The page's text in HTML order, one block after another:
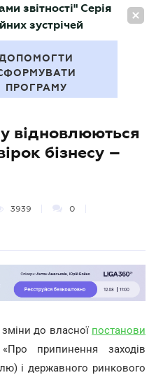
UA
звітності" Серія
зустрічей
ПРОГРАМУ
відновлюються
бізнесу –
3939 0
до власної постанови
припинення заходів
і державного ринкового